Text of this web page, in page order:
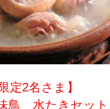
定2名さま】
鳥 水たきセット